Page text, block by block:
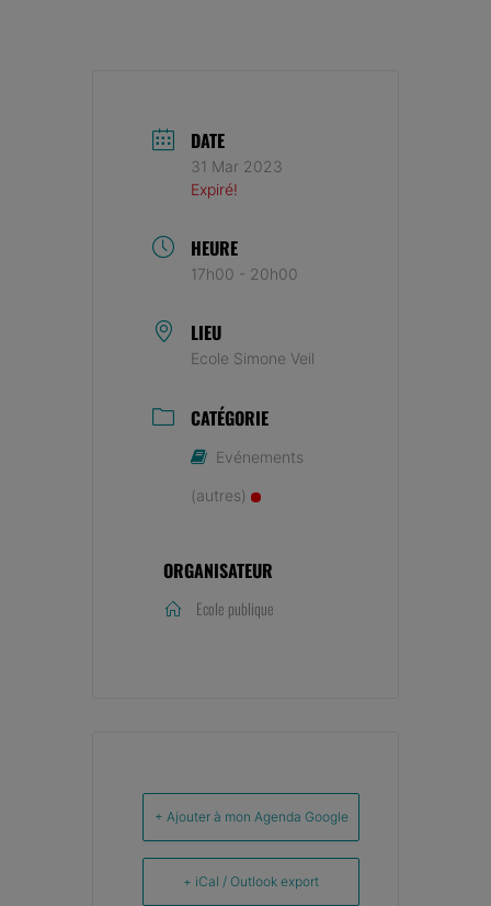
DATE
31 Mar 2023
Expiré!
HEURE
17h00 - 20h00
LIEU
Ecole Simone Veil
CATÉGORIE
Evénements
(autres)
ORGANISATEUR
Ecole publique
+ Ajouter à mon Agenda Google
+ iCal / Outlook export